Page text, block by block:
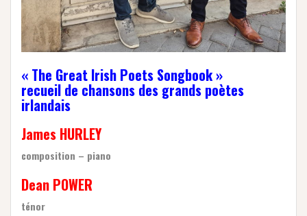
« The Great Irish Poets Songbook »
recueil de chansons des grands poètes
irlandais
James HURLEY
composition – piano
Dean POWER
ténor